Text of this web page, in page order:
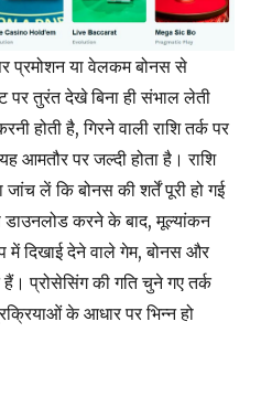
प्रमोशन या वेलकम बोनस से
पर तुरंत देखे बिना ही संभाल लेती
होती है, गिरने वाली राशि तर्क पर
आमतौर पर जल्दी होता है। राशि
लें कि बोनस की शर्तें पूरी हो गई
डाउनलोड करने के बाद, मूल्यांकन
में दिखाई देने वाले गेम, बोनस और
प्रोसेसिंग की गति चुने गए तर्क
के आधार पर भिन्न हो